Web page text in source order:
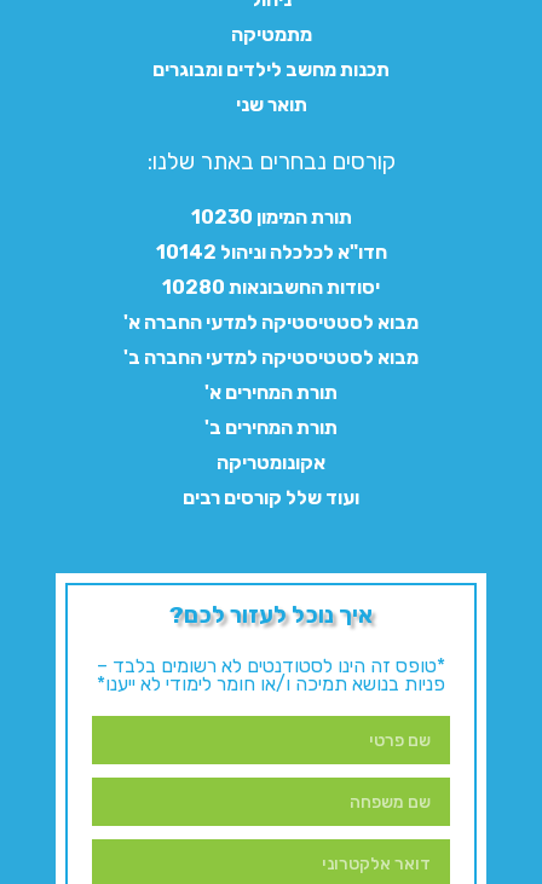
מתמטיקה
תכנות מחשב לילדים ומבוגרים
תואר שני
קורסים נבחרים באתר שלנו:​
תורת המימון 10230
חדו"א לכלכלה וניהול 10142
יסודות החשבונאות 10280
מבוא לסטטיסטיקה למדעי החברה א'
מבוא לסטטיסטיקה למדעי החברה ב'
תורת המחירים א'
תורת המחירים ב'
אקונומטריקה
ועוד שלל קורסים רבים
איך נוכל לעזור לכם?
*טופס זה הינו לסטודנטים לא רשומים בלבד –
פניות בנושא תמיכה ו/או חומר לימודי לא ייענו*